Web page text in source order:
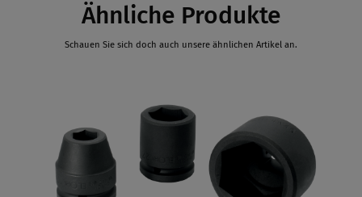
Ähnliche Produkte
Schauen Sie sich doch auch unsere ähnlichen Artikel an.